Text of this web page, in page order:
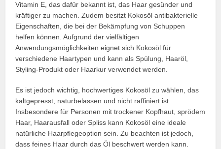
Vitamin E, das dafür bekannt ist, das Haar gesünder und
kräftiger zu machen. Zudem besitzt Kokosöl antibakterielle
Eigenschaften, die bei der Bekämpfung von Schuppen
helfen können. Aufgrund der vielfältigen
Anwendungsmöglichkeiten eignet sich Kokosöl für
verschiedene Haartypen und kann als Spülung, Haaröl,
Styling-Produkt oder Haarkur verwendet werden.
Es ist jedoch wichtig, hochwertiges Kokosöl zu wählen, das
kaltgepresst, naturbelassen und nicht raffiniert ist.
Insbesondere für Personen mit trockener Kopfhaut, sprödem
Haar, Haarausfall oder Spliss kann Kokosöl eine ideale
natürliche Haarpflegeoption sein. Zu beachten ist jedoch,
dass feines Haar durch das Öl beschwert werden kann.